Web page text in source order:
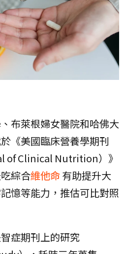
布萊根婦女醫院和哈佛大
《美國臨床營養學期刊
of Clinical Nutrition）》
綜合維他命有助提升大
憶等能力，推估可比對照
症期刊上的研究